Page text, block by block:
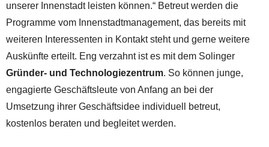
unserer Innenstadt leisten können.“ Betreut werden die
Programme vom Innenstadtmanagement, das bereits mit
weiteren Interessenten in Kontakt steht und gerne weitere
Auskünfte erteilt. Eng verzahnt ist es mit dem Solinger
Gründer- und Technologiezentrum. So können junge,
engagierte Geschäftsleute von Anfang an bei der
Umsetzung ihrer Geschäftsidee individuell betreut,
kostenlos beraten und begleitet werden.